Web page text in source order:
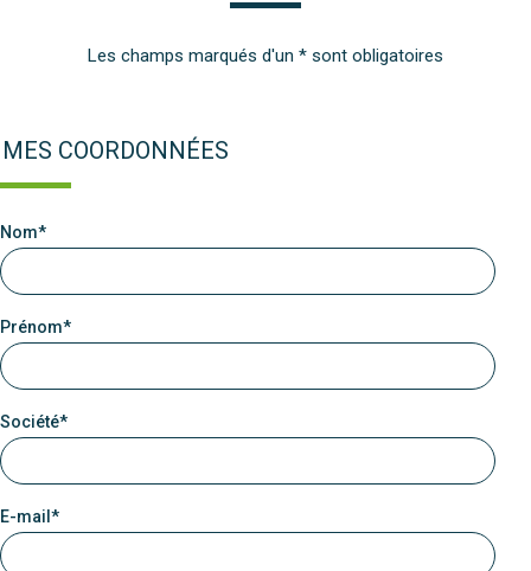
Les champs marqués d'un * sont obligatoires
MES COORDONNÉES
Nom*
Prénom*
Société*
E-mail*